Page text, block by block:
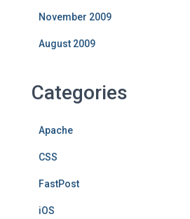
November 2009
August 2009
Categories
Apache
CSS
FastPost
iOS